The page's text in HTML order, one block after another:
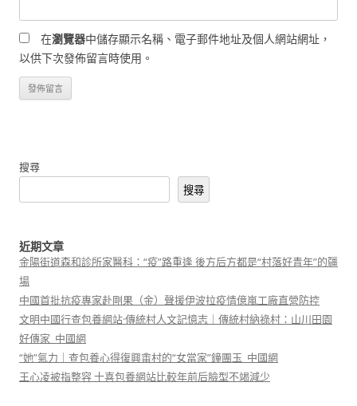
在瀏覽器中儲存顯示名稱、電子郵件地址及個人網站網址，
以供下次發佈留言時使用。
搜尋
搜尋
近期文章
金陽街道森和診所家醫科：“疫”路重逢 後方后方都是“村落好青年”的疆
場
中國首批抗疫專家赴剛果（金）聲援伊波拉疫情億嵐工廠直營防控
文明中國行查包養網站·傳統村人文記憶志｜傳統村納祿村：山川田園
好傳家_中國網
“她”氣力｜查包養心得復興畬村的“女當家”鐘團玉_中國網
王心凌被指整容 十喜包養網站比較年前后臉型不竭減少